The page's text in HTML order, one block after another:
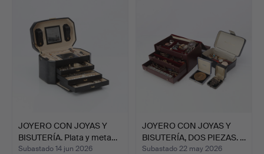
JOYERO CON JOYAS Y
BISUTERÍA. Plata y meta…
Subastado 14 jun 2026
JOYERO CON JOYAS Y
BISUTERÍA, DOS PIEZAS. …
Subastado 22 may 2026